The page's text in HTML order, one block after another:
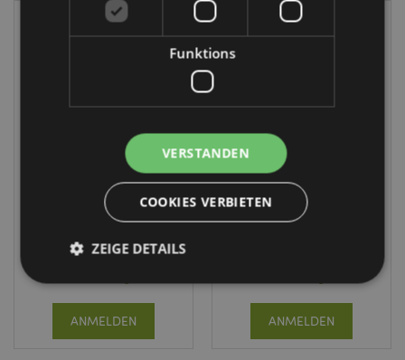
Thai-Buddha im
Lotussitz Rot-Gold
ANMELDEN
Ganesh
Sammlerfiguren
LED Display Stand
ANMELDEN
Funktions
VERSTANDEN
COOKIES VERBIETEN
ZEIGE DETAILS
Unbedingt notwendige
Leistungs